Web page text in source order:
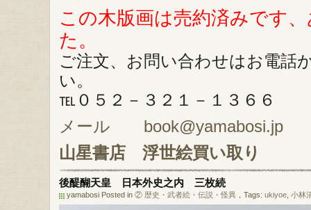
この木版画は売約済みです
た。
ご注文、お問い合わせはお電話
い。
℡０５２－３２１－１３６６
メール book@yamabosi.jp
山星書店
浮世絵買い取り
後醍醐天皇 日本外史之内 三枚続
yamabosi Posted in ② 歴史・武者絵・伝説・怪異 ，Tags: ukiyoe 小林